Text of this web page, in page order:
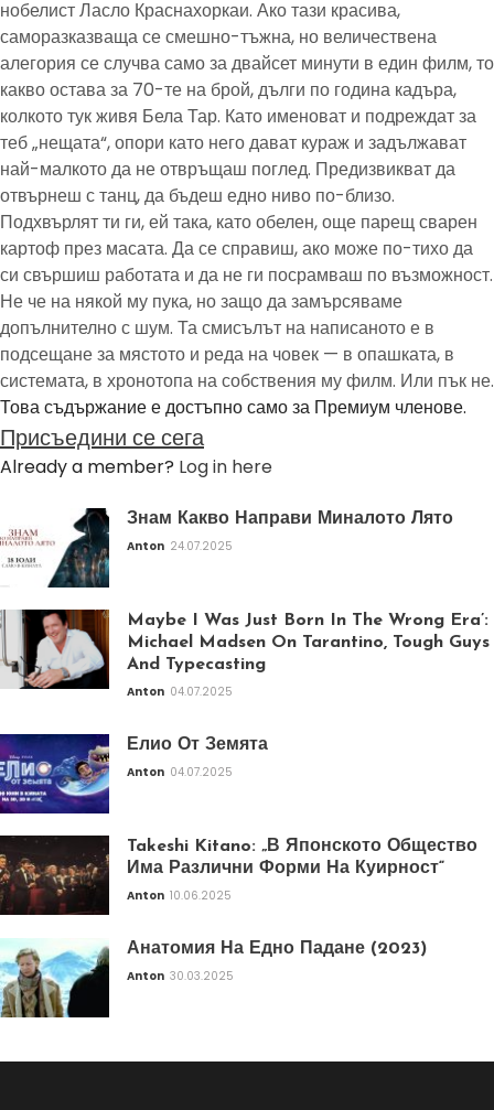
нобелист Ласло Краснахоркаи. Ако тази красива,
саморазказваща се смешно-тъжна, но величествена
алегория се случва само за двайсет минути в един филм, то
какво остава за 70-те на брой, дълги по година кадъра,
колкото тук живя Бела Тар. Като именоват и подреждат за
теб „нещата“, опори като него дават кураж и задължават
най-малкото да не отвръщаш поглед. Предизвикват да
отвърнеш с танц, да бъдеш едно ниво по-близо.
Подхвърлят ти ги, ей така, като обелен, още парещ сварен
картоф през масата. Да се справиш, ако може по-тихо да
си свършиш работата и да не ги посрамваш по възможност.
Не че на някой му пука, но защо да замърсяваме
допълнително с шум. Та смисълът на написаното е в
подсещане за мястото и реда на човек — в опашката, в
системата, в хронотопа на собствения му филм. Или пък не.
Това съдържание е достъпно само за Премиум членове.
Присъедини се сега
Already a member? Log in here
Знам Какво Направи Миналото Лято
Anton 24.07.2025
Maybe I Was Just Born In The Wrong Era’:
Michael Madsen On Tarantino, Tough Guys
And Typecasting
Anton 04.07.2025
Елио От Земята
Anton 04.07.2025
Takeshi Kitano: „В Японското Общество
Има Различни Форми На Куирност“
Anton 10.06.2025
Анатомия На Едно Падане (2023)
Anton 30.03.2025